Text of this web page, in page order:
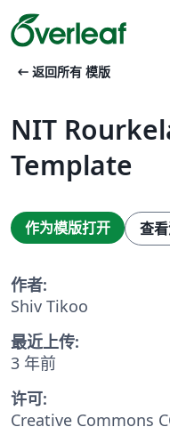
arrow_left_alt 返回所有 模版
NIT
Template
作为模版打开 查
作者:
Shiv Tikoo
最近上传:
3 年前
许可:
Creative Commons